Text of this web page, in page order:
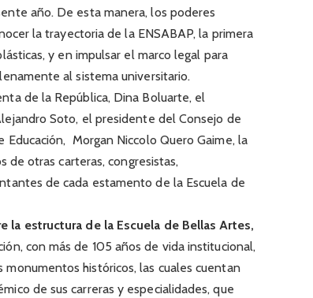
año. De esta manera, los poderes
la trayectoria de la ENSABAP, la primera
y en impulsar el marco legal para
al sistema universitario.
de la República, Dina Boluarte, el
Soto, el presidente del Consejo de
Morgan Niccolo Quero Gaime, la
de otras carteras, congresistas,
de cada estamento de la Escuela de
la estructura de la Escuela de Bellas Artes,
con más de 105 años de vida institucional,
históricos, las cuales cuentan
de sus carreras y especialidades, que